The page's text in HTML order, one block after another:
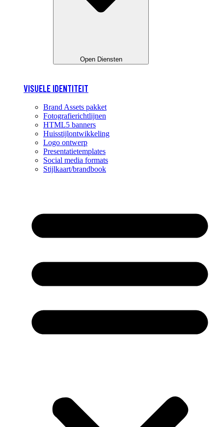
Open Diensten
VISUELE IDENTITEIT
Brand Assets pakket
Fotografierichtlijnen
HTML5 banners
Huisstijlontwikkeling
Logo ontwerp
Presentatietemplates
Social media formats
Stijlkaart/brandbook